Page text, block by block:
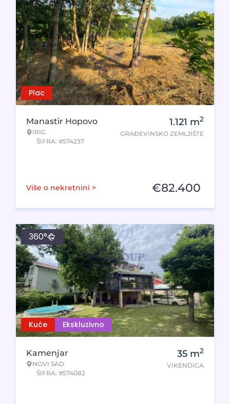
Plac
Manastir Hopovo
IRIG
ŠIFRA: #574237
1.121 m2
GRAĐEVINSKO ZEMLJIŠTE
Više o nekretnini > €82.400
Kuće Ekskluzivno
360°
Kamenjar
NOVI SAD
ŠIFRA: #574082
35 m2
VIKENDICA